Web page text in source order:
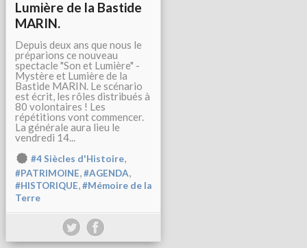
Lumière de la Bastide
MARIN.
Depuis deux ans que nous le
préparions ce nouveau
spectacle "Son et Lumière" -
Mystère et Lumière de la
Bastide MARIN. Le scénario
est écrit, les rôles distribués à
80 volontaires ! Les
répétitions vont commencer.
La générale aura lieu le
vendredi 14...
#4 Siècles d'Histoire,
#PATRIMOINE,#AGENDA,
#HISTORIQUE,#Mémoire de la
Terre